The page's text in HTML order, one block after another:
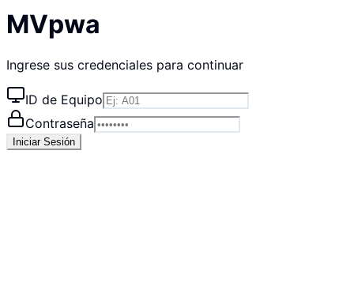
MVpwa
Ingrese sus credenciales para continuar
ID de Equipo
Contraseña
Iniciar Sesión